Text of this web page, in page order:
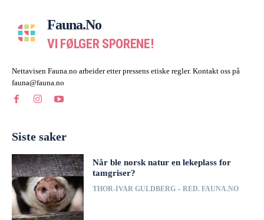
Fauna.no
VI FØLGER SPORENE!
Nettavisen Fauna.no arbeider etter pressens etiske regler. Kontakt oss på
fauna@fauna.no
Siste saker
Når ble norsk natur en lekeplass for
tamgriser?
THOR-IVAR GULDBERG – RED. FAUNA.NO